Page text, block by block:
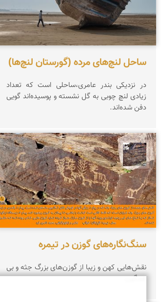
ساحل لنچ‌های مرده (گورستان لنچ‌ها)
در نزدیکی بندر عامری،‌ساحلی است که تعداد
زیادی لنچ چوبی به گل نشسته‌ و پوسیده‌اند گویی
دفن شده‌اند.
محمد ناصری فرد
سنگ‌نگاره‌های گوزن در تیمره
نقش‌هایی کهن و زیبا از گوزن‌های بزرگ جثه و بی
همگون